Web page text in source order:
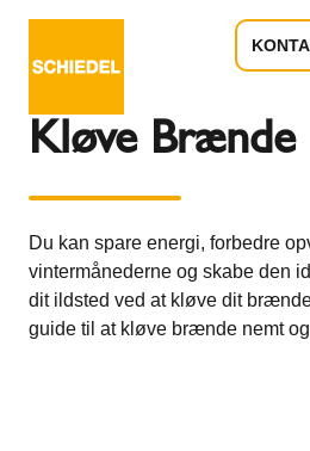
Kløve Brænde
Du kan spare energi, forbedre
vintermånederne og skabe den
dit ildsted ved at kløve dit
guide til at kløve brænde nemt